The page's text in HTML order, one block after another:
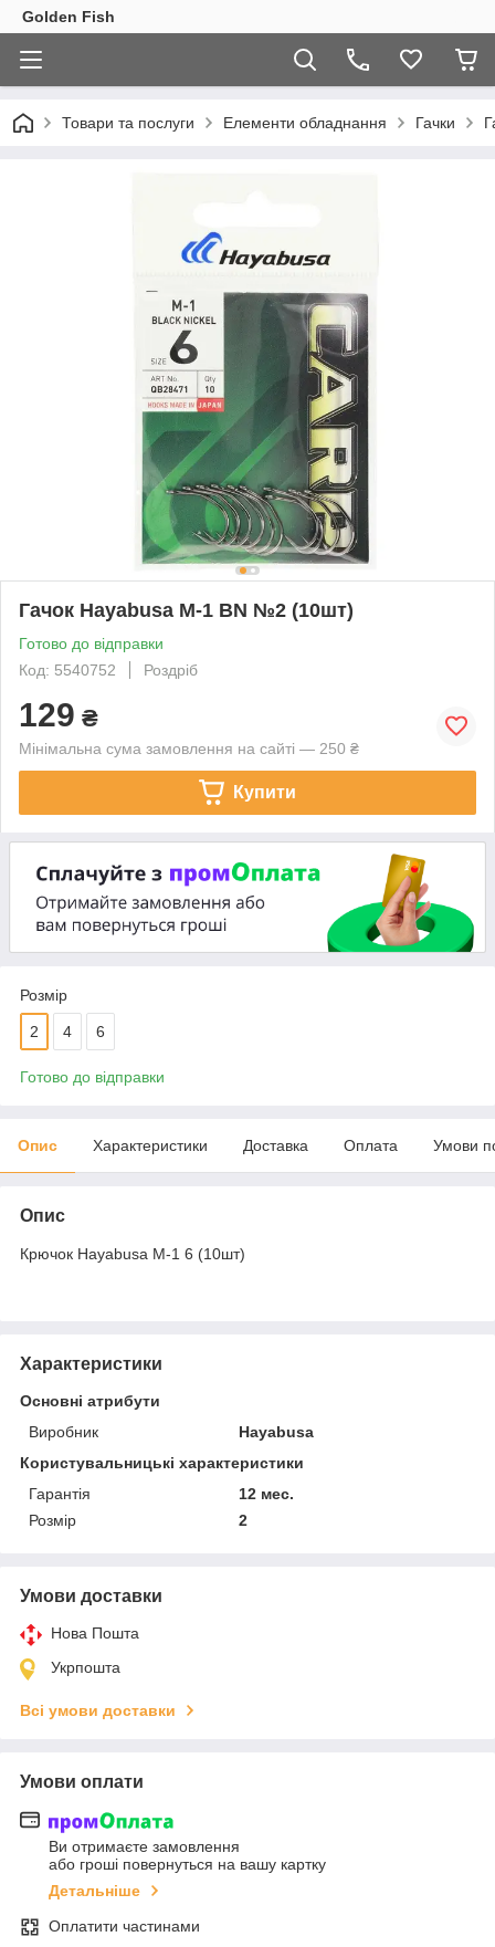
Golden Fish
Товари та послуги Елементи обладнання Гачки
Гачок Hayabusa M-1 BN №2 (10шт)
Готово до відправки
Код: 5540752
Роздріб
129 ₴
Мінімальна сума замовлення на сайті — 250 ₴
Купити
Розмір
2 4 6
Готово до відправки
Опис Характеристики Доставка Оплата Умови
Опис
Крючок Hayabusa M-1 6 (10шт)
Характеристики
Основні атрибути
Виробник
Hayabusa
Користувальницькі характеристики
Гарантія
12 мес.
Розмір
2
Умови доставки
Нова Пошта
Укрпошта
Всі умови доставки
Умови оплати
Ви отримаєте замовлення
або гроші повернуться на вашу картку
Детальніше
Оплатити частинами